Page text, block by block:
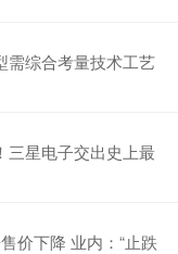
需综合考量技术工艺
三星电子交出史上最
价下降 业内：“止跌